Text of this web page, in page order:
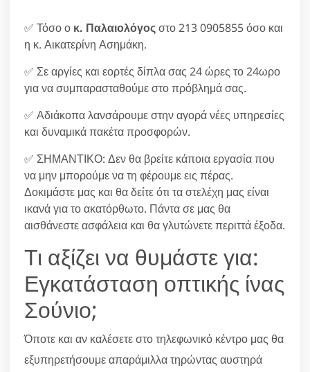
✅ Τόσο ο κ. Παλαιολόγοςστο 213 0905855 όσο και
η κ. Αικατερίνη Ασημάκη.
✅ Σε αργίες και εορτές δίπλα σας 24 ώρες το 24ωρο
για να συμπαρασταθούμε στο πρόβλημά σας.
✅ Αδιάκοπα λανσάρουμε στην αγορά νέες υπηρεσίες
και δυναμικά πακέτα προσφορών.
✅ ΣΗΜΑΝΤΙΚΟ: Δεν θα βρείτε κάποια εργασία που
να μην μπορούμε να τη φέρουμε εις πέρας.
Δοκιμάστε μας και θα δείτε ότι τα στελέχη μας είναι
ικανά για το ακατόρθωτο. Πάντα σε μας θα
αισθάνεστε ασφάλεια και θα γλυτώνετε περιττά έξοδα.
Τι αξίζει να θυμάστε για:
Εγκατάσταση οπτικής ίνας
Σούνιο;
Όποτε και αν καλέσετε στο τηλεφωνικό κέντρο μας θα
εξυπηρετήσουμε απαράμιλλα τηρώντας αυστηρά